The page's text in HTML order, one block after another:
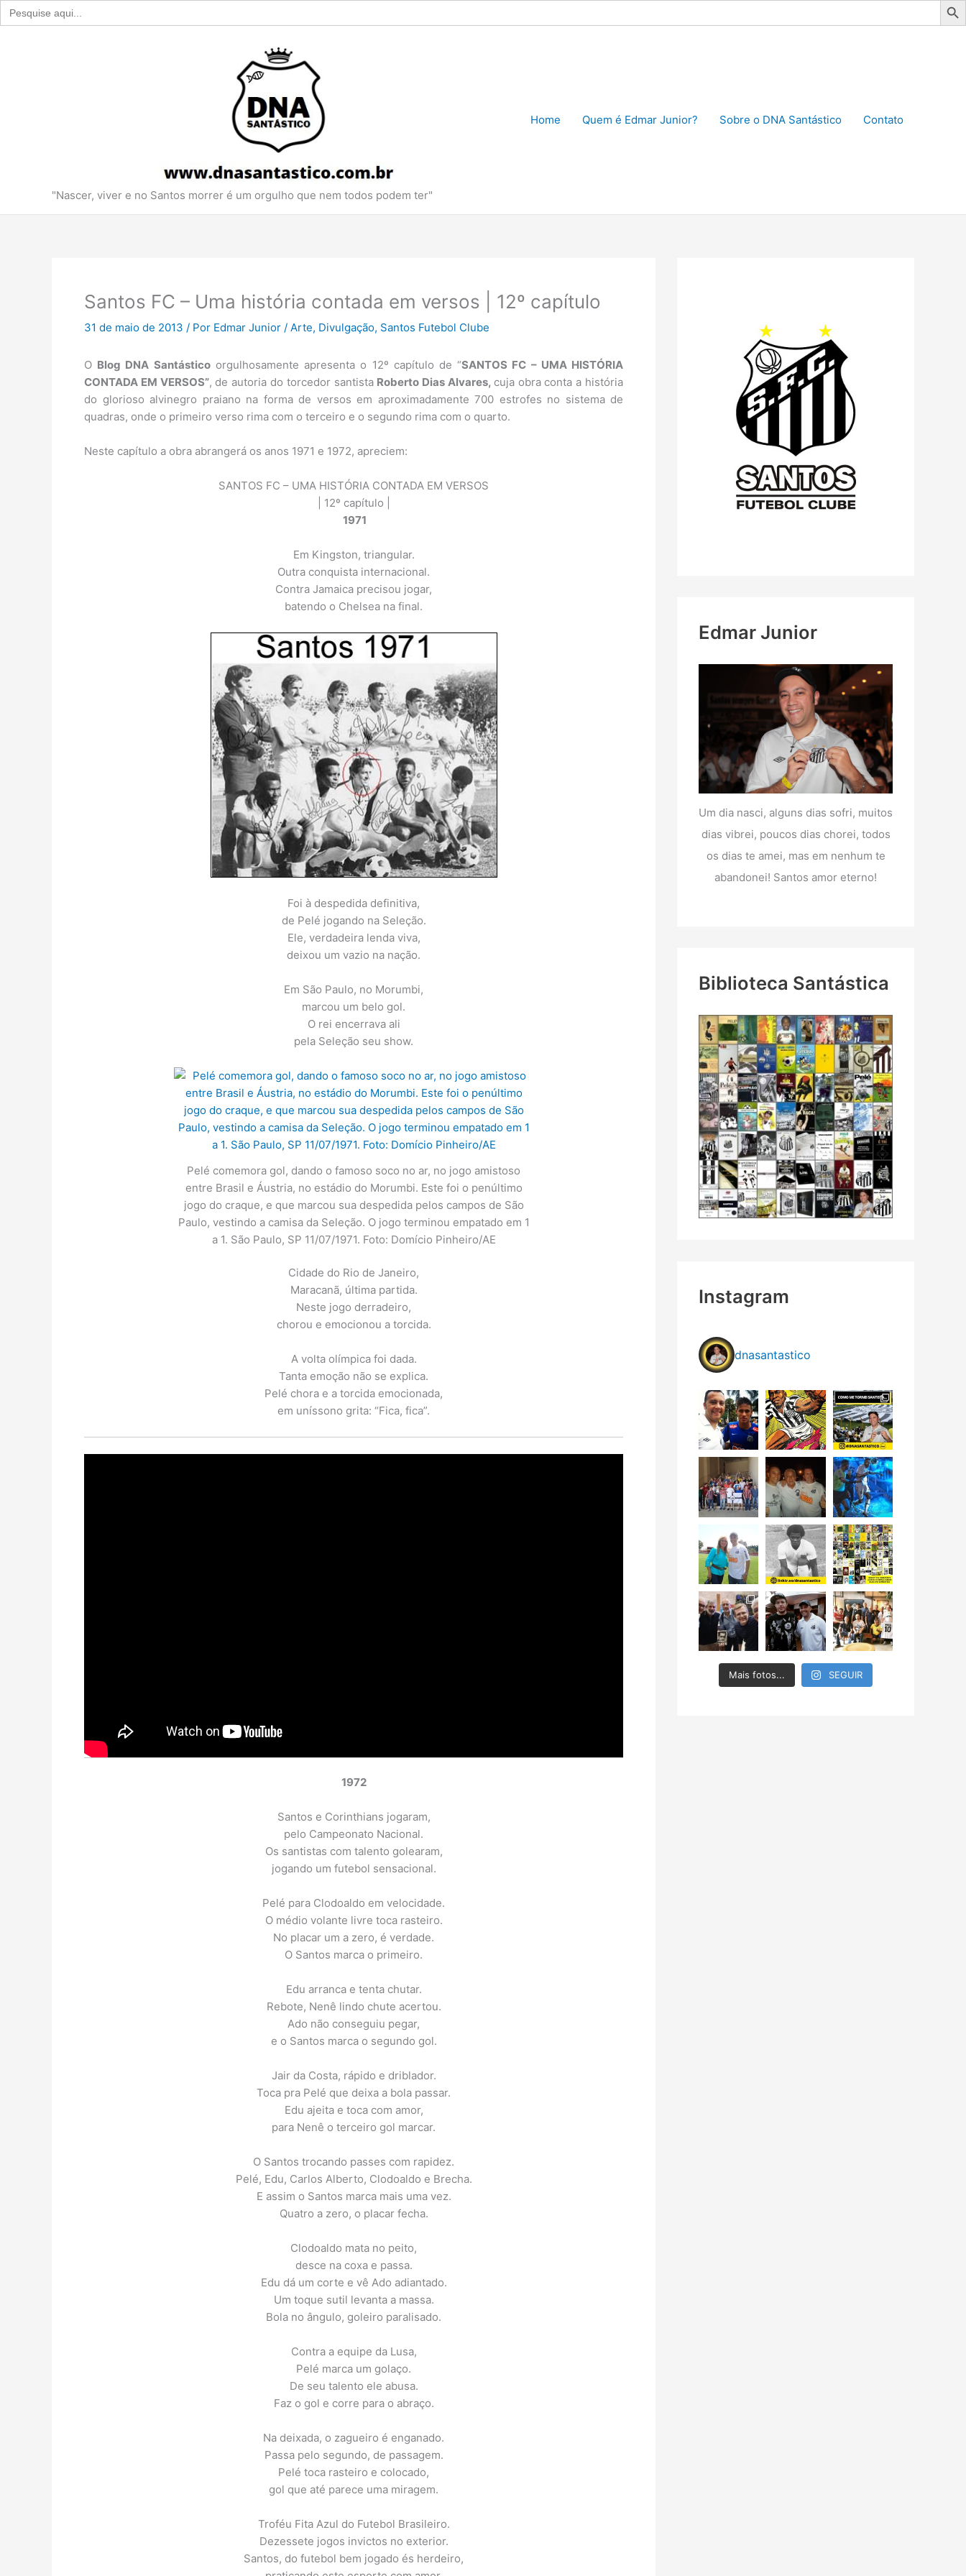
Search
for:
"Nascer, viver e no Santos morrer é um orgulho que nem todos podem ter"
Home Quem é Edmar Junior? Sobre o DNA Santástico Contato
Santos FC – Uma história contada em versos | 12º capítulo
31 de maio de 2013 / Por Edmar Junior / Arte, Divulgação, Santos Futebol Clube
O Blog DNA Santásticoorgulhosamente apresenta o 12º capítulo de “SANTOS FC – UMA HISTÓRIA
CONTADA EM VERSOS”, de autoria do torcedor santista Roberto Dias Alvares, cuja obra conta a história
do glorioso alvinegro praiano na forma de versos em aproximadamente 700 estrofes no sistema de
quadras, onde o primeiro verso rima com o terceiro e o segundo rima com o quarto.
Neste capítulo a obra abrangerá os anos 1971 e 1972, apreciem:
SANTOS FC – UMA HISTÓRIA CONTADA EM VERSOS
| 12º capítulo |
1971
Em Kingston, triangular.
Outra conquista internacional.
Contra Jamaica precisou jogar,
batendo o Chelsea na final.
Foi à despedida definitiva,
de Pelé jogando na Seleção.
Ele, verdadeira lenda viva,
deixou um vazio na nação.
Em São Paulo, no Morumbi,
marcou um belo gol.
O rei encerrava ali
pela Seleção seu show.
Pelé comemora gol, dando o famoso soco no ar, no jogo amistoso
entre Brasil e Áustria, no estádio do Morumbi. Este foi o penúltimo
jogo do craque, e que marcou sua despedida pelos campos de São
Paulo, vestindo a camisa da Seleção. O jogo terminou empatado em 1
a 1. São Paulo, SP 11/07/1971. Foto: Domício Pinheiro/AE
Cidade do Rio de Janeiro,
Maracanã, última partida.
Neste jogo derradeiro,
chorou e emocionou a torcida.
A volta olímpica foi dada.
Tanta emoção não se explica.
Pelé chora e a torcida emocionada,
em uníssono grita: “Fica, fica”.
1972
Santos e Corinthians jogaram,
pelo Campeonato Nacional.
Os santistas com talento golearam,
jogando um futebol sensacional.
Pelé para Clodoaldo em velocidade.
O médio volante livre toca rasteiro.
No placar um a zero, é verdade.
O Santos marca o primeiro.
Edu arranca e tenta chutar.
Rebote, Nenê lindo chute acertou.
Ado não conseguiu pegar,
e o Santos marca o segundo gol.
Jair da Costa, rápido e driblador.
Toca pra Pelé que deixa a bola passar.
Edu ajeita e toca com amor,
para Nenê o terceiro gol marcar.
O Santos trocando passes com rapidez.
Pelé, Edu, Carlos Alberto, Clodoaldo e Brecha.
E assim o Santos marca mais uma vez.
Quatro a zero, o placar fecha.
Clodoaldo mata no peito,
desce na coxa e passa.
Edu dá um corte e vê Ado adiantado.
Um toque sutil levanta a massa.
Bola no ângulo, goleiro paralisado.
Contra a equipe da Lusa,
Pelé marca um golaço.
De seu talento ele abusa.
Faz o gol e corre para o abraço.
Na deixada, o zagueiro é enganado.
Passa pelo segundo, de passagem.
Pelé toca rasteiro e colocado,
gol que até parece uma miragem.
Troféu Fita Azul do Futebol Brasileiro.
Dezessete jogos invictos no exterior.
Santos, do futebol bem jogado és herdeiro,
Edmar Junior
Um dia nasci, alguns dias sofri, muitos
dias vibrei, poucos dias chorei, todos
os dias te amei, mas em nenhum te
abandonei! Santos amor eterno!
Biblioteca Santástica
Instagram
dnasantastico
Mais fotos... SEGUIR